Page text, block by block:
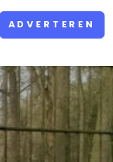
ADVERTEREN